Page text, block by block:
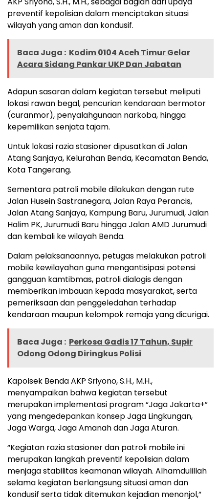
preventif kepolisian dalam menciptakan situasi
wilayah yang aman dan kondusif.
Baca Juga : Kodim 0104 Aceh Timur Gelar
Acara Sidang Pankar UKP Dan Jabatan
Adapun sasaran dalam kegiatan tersebut meliputi
lokasi rawan begal, pencurian kendaraan bermotor
(curanmor), penyalahgunaan narkoba, hingga
kepemilikan senjata tajam.
Untuk lokasi razia stasioner dipusatkan di Jalan
Atang Sanjaya, Kelurahan Benda, Kecamatan Benda,
Kota Tangerang.
Sementara patroli mobile dilakukan dengan rute
Jalan Husein Sastranegara, Jalan Raya Perancis,
Jalan Atang Sanjaya, Kampung Baru, Jurumudi, Jalan
Halim PK, Jurumudi Baru hingga Jalan AMD Jurumudi
dan kembali ke wilayah Benda.
Dalam pelaksanaannya, petugas melakukan patroli
mobile kewilayahan guna mengantisipasi potensi
gangguan kamtibmas, patroli dialogis dengan
memberikan imbauan kepada masyarakat, serta
pemeriksaan dan penggeledahan terhadap
kendaraan maupun kelompok remaja yang dicurigai.
Baca Juga : Perkosa Gadis 17 Tahun, Supir
Odong Odong Diringkus Polisi
Kapolsek Benda AKP Sriyono, S.H., M.H.,
menyampaikan bahwa kegiatan tersebut
merupakan implementasi program “Jaga Jakarta+”
yang mengedepankan konsep Jaga Lingkungan,
Jaga Warga, Jaga Amanah dan Jaga Aturan.
“Kegiatan razia stasioner dan patroli mobile ini
merupakan langkah preventif kepolisian dalam
menjaga stabilitas keamanan wilayah. Alhamdulillah
selama kegiatan berlangsung situasi aman dan
kondusif serta tidak ditemukan kejadian menonjol,”